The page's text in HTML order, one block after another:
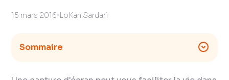
15 mars 2016 LoKan Sardari
Sommaire